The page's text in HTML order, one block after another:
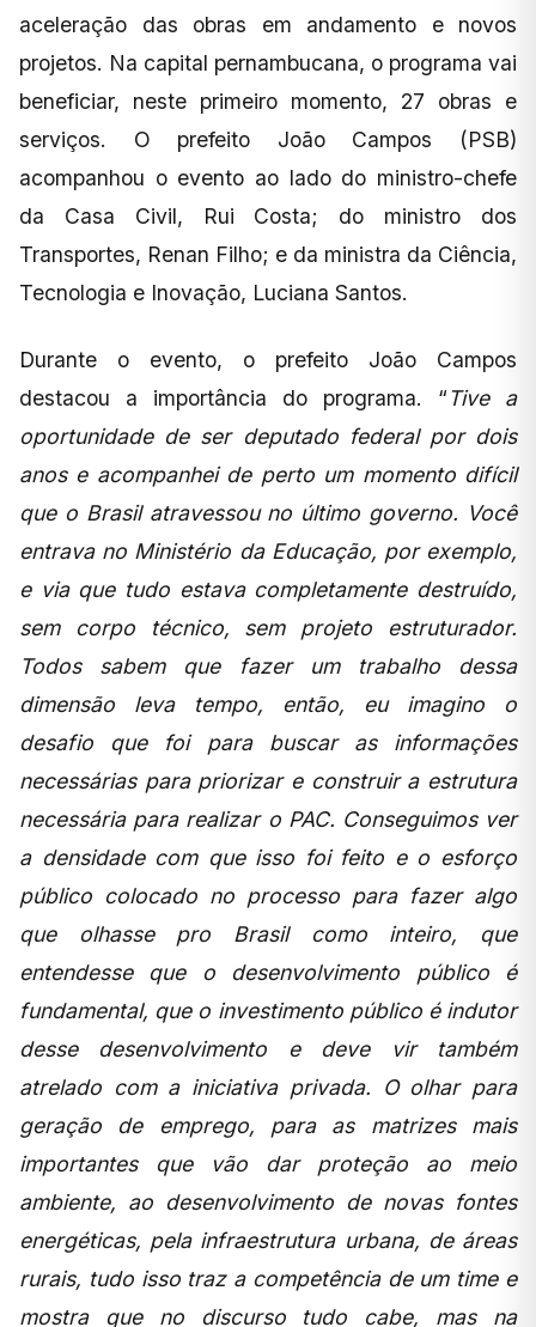
aceleração das obras em andamento e novos
projetos. Na capital pernambucana, o programa vai
beneficiar, neste primeiro momento, 27 obras e
serviços. O prefeito João Campos (PSB)
acompanhou o evento ao lado do ministro-chefe
da Casa Civil, Rui Costa; do ministro dos
Transportes, Renan Filho; e da ministra da Ciência,
Tecnologia e Inovação, Luciana Santos.
Durante o evento, o prefeito João Campos
destacou a importância do programa. “Tive a
oportunidade de ser deputado federal por dois
anos e acompanhei de perto um momento difícil
que o Brasil atravessou no último governo. Você
entrava no Ministério da Educação, por exemplo,
e via que tudo estava completamente destruído,
sem corpo técnico, sem projeto estruturador.
Todos sabem que fazer um trabalho dessa
dimensão leva tempo, então, eu imagino o
desafio que foi para buscar as informações
necessárias para priorizar e construir a estrutura
necessária para realizar o PAC. Conseguimos ver
a densidade com que isso foi feito e o esforço
público colocado no processo para fazer algo
que olhasse pro Brasil como inteiro, que
entendesse que o desenvolvimento público é
fundamental, que o investimento público é indutor
desse desenvolvimento e deve vir também
atrelado com a iniciativa privada. O olhar para
geração de emprego, para as matrizes mais
importantes que vão dar proteção ao meio
ambiente, ao desenvolvimento de novas fontes
energéticas, pela infraestrutura urbana, de áreas
rurais, tudo isso traz a competência de um time e
mostra que no discurso tudo cabe, mas na